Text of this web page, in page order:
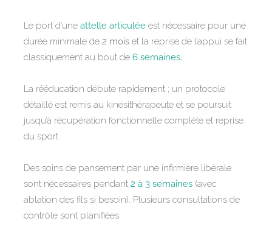
Le port d’une attelle articulée est nécessaire pour une
durée minimale de 2 mois et la reprise de l’appui se fait
classiquement au bout de 6 semaines.
La rééducation débute rapidement ; un protocole
détaillé est remis au kinésithérapeute et se poursuit
jusqu’à récupération fonctionnelle complète et reprise
du sport.
Des soins de pansement par une infirmière libérale
sont nécessaires pendant 2 à 3 semaines (avec
ablation des fils si besoin). Plusieurs consultations de
contrôle sont planifiées.